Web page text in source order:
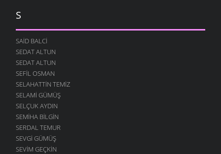
S
SAID BALCI
SEDAT ALTUN
SEDAT ALTUN
SEFIL OSMAN
SELAHATTIN TEMIZ
SELAMI GÜMÜŞ
SELÇUK AYDIN
SEMIHA BILGIN
SERDAL TEMUR
SEVGI GÜMÜŞ
SEVIM GEÇKIN